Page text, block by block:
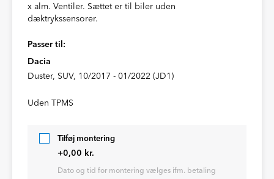
x alm. Ventiler. Sættet er til biler uden
dæktrykssensorer.
Passer til:
Dacia
Duster, SUV, 10/2017 - 01/2022 (JD1)
Uden TPMS
Tilføj montering
+0,00 kr.
Dato og tid for montering vælges ifm. betaling